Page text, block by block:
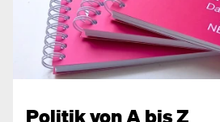
Politik von A bis Z